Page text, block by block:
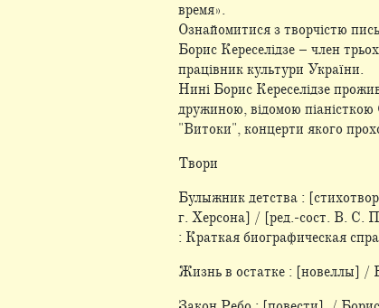
время».
Ознайомитися з творчістю
Борис Кереселідзе – член
працівник культури України.
Нині Борис Кереселідзе
дружиною, відомою піаністкою
"Витоки", концерти якого
Твори
Булыжник детства :
г. Херсона] / [ред.-сост. В. С.
: Краткая биографическая
Жизнь в остатке : [новеллы] /